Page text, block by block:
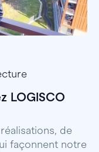
LOGISCO
de
façonnent notre